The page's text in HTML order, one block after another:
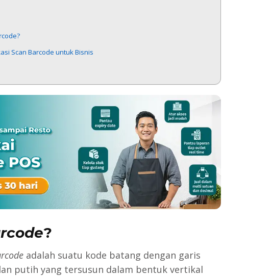
Scan Barcode untuk Bisnis
?
adalah suatu kode batang dengan garis
putih yang tersusun dalam bentuk vertikal